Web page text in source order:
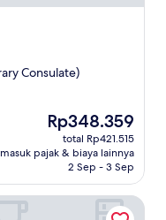
Consulate)
Harga
sekarang
Rp348.359
Rp348.359
total Rp421.515
pajak & biaya lainnya
2 Sep - 3 Sep